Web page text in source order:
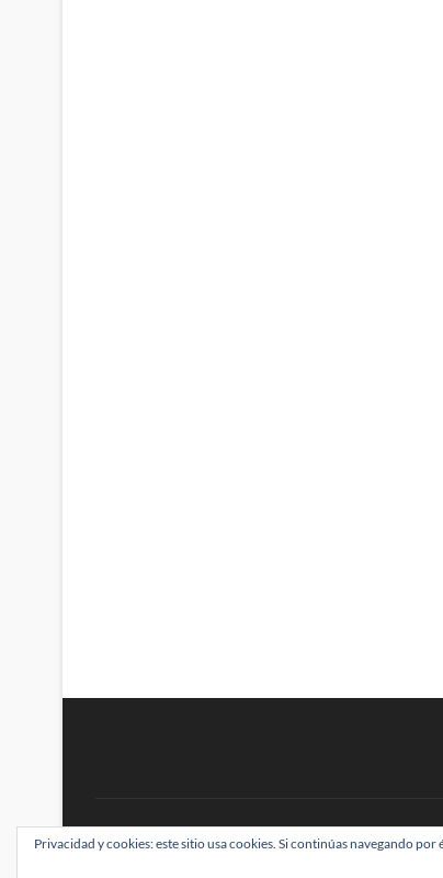
BRAINSTOMPING| Diseñado por:Theme Freesia|
Privacidad y cookies: este sitio usa cookies. Si continúas navegando por